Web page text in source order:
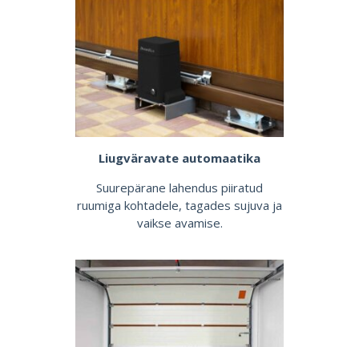
Liugväravate automaatika
Suurepärane lahendus piiratud
ruumiga kohtadele, tagades sujuva ja
vaikse avamise.